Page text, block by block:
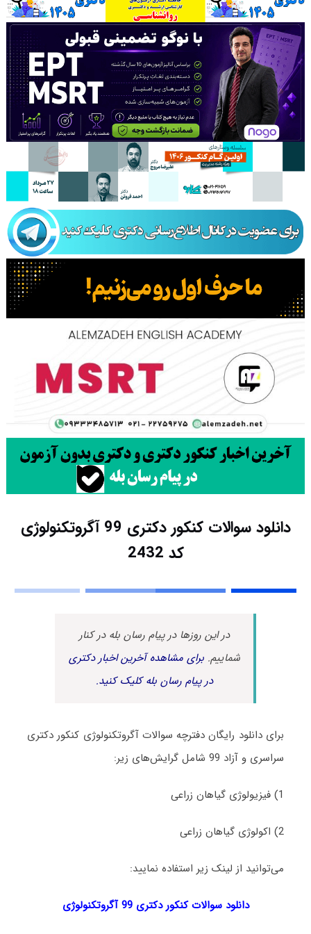
دانلود سوالات کنکور دکتری 99 آﮔﺮوﺗﻜﻨﻮﻟﻮژی
کد 2432
در این روزها در پیام رسان بله در کنار
شماییم.برای مشاهده آخرین اخبار دکتری
در پیام رسان بله کلیک کنید.
برای دانلود رایگان دفترچه سوالات آﮔﺮوﺗﻜﻨﻮﻟﻮژی کنکور دکتری
سراسری و آزاد 99 شامل گرایش‌های زیر:
1) فیزﻳﻮﻟﻮژی ﮔﻴﺎﻫﺎن زراعی
2) اﻛﻮﻟﻮژی ﮔﻴﺎﻫﺎن زراعی
می‌توانید از لینک زیر استفاده نمایید:
دانلود سوالات کنکور دکتری 99 آﮔﺮوﺗﻜﻨﻮﻟﻮژی